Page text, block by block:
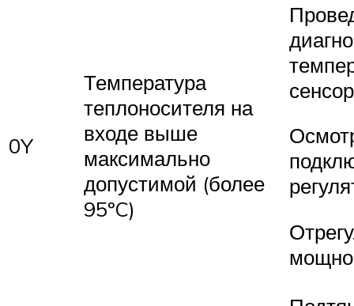
0Y
Температура
теплоносителя на
входе выше
максимально
допустимой (более
95ºC)